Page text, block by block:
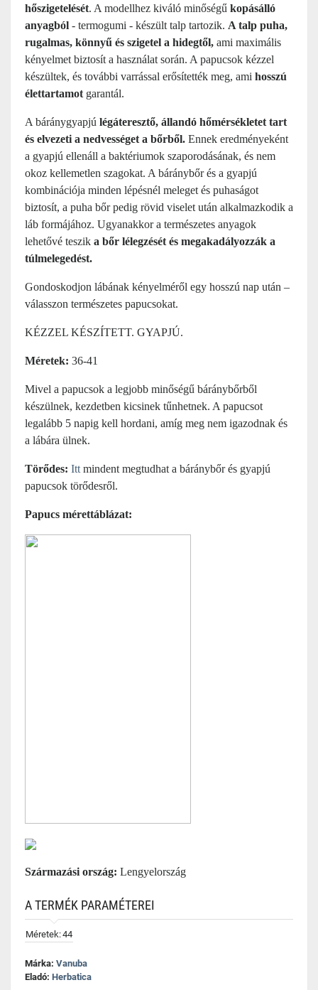
hőszigetelését. A modellhez kiváló minőségű kopásálló
anyagból - termogumi - készült talp tartozik. A talp puha,
rugalmas, könnyű és szigetel a hidegtől, ami maximális
kényelmet biztosít a használat során. A papucsok kézzel
készültek, és további varrással erősítették meg, ami hosszú
élettartamot garantál.
A báránygyapjú légáteresztő, állandó hőmérsékletet tart
és elvezeti a nedvességet a bőrből. Ennek eredményeként
a gyapjú ellenáll a baktériumok szaporodásának, és nem
okoz kellemetlen szagokat. A báránybőr és a gyapjú
kombinációja minden lépésnél meleget és puhaságot
biztosít, a puha bőr pedig rövid viselet után alkalmazkodik a
láb formájához. Ugyanakkor a természetes anyagok
lehetővé teszik a bőr lélegzését és megakadályozzák a
túlmelegedést.
Gondoskodjon lábának kényelméről egy hosszú nap után –
válasszon természetes papucsokat.
KÉZZEL KÉSZÍTETT. GYAPJÚ.
Méretek: 36-41
Mivel a papucsok a legjobb minőségű báránybőrből
készülnek, kezdetben kicsinek tűnhetnek. A papucsot
legalább 5 napig kell hordani, amíg meg nem igazodnak és
a lábára ülnek.
Törődes: Itt mindent megtudhat a báránybőr és gyapjú
papucsok törődesről.
Papucs mérettáblázat:
Származási ország: Lengyelország
A TERMÉK PARAMÉTEREI
Méretek:44
Márka: Vanuba
Eladó: Herbatica